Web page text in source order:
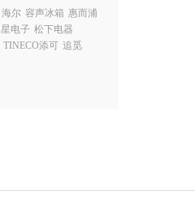
海尔 容声冰箱 惠而浦
电子 松下电器
TINECO添可 追觅